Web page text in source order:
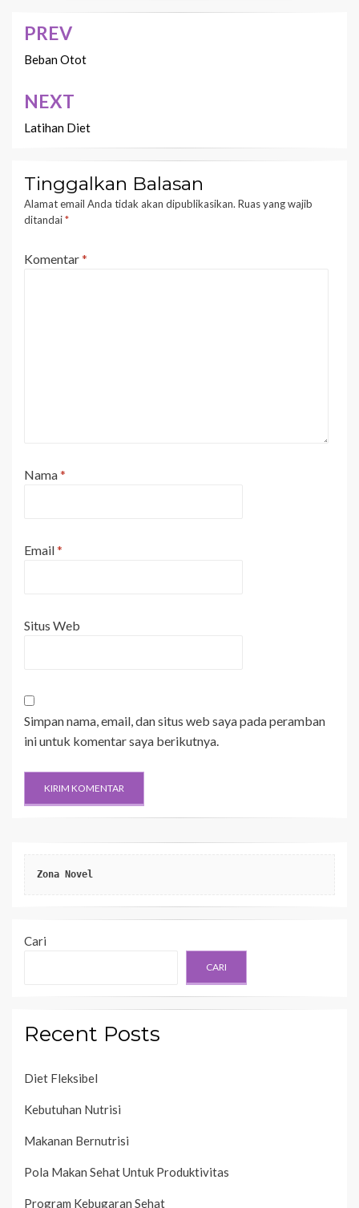
Navigasi
pos
PREV
Beban Otot
NEXT
Latihan Diet
Tinggalkan Balasan
Alamat email Anda tidak akan dipublikasikan. Ruas yang wajib
ditandai*
Komentar*
Nama*
Email*
Situs Web
Simpan nama, email, dan situs web saya pada peramban
ini untuk komentar saya berikutnya.
Zona Novel
Cari
CARI
Recent Posts
Diet Fleksibel
Kebutuhan Nutrisi
Makanan Bernutrisi
Pola Makan Sehat Untuk Produktivitas
Program Kebugaran Sehat